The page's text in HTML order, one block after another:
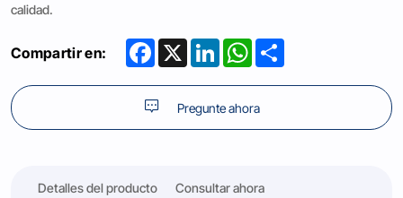
calidad.
Compartir en: Facebook
X LinkedInWhatsApp
Pregunte ahora
Detalles del producto Consultar ahora